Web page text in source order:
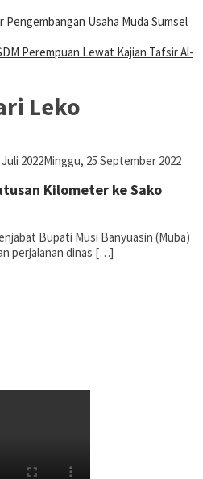
Usaha Muda Sumsel
Perempuan Lewat Kajian Tafsir Al-
Leko
2022Minggu, 25 September 2022
Kilometer ke Sako
Bupati Musi Banyuasin (Muba)
perjalanan dinas […]